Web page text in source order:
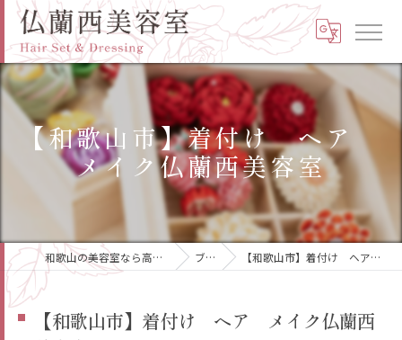
【和歌山市】着付け ヘア
メイク仏蘭西美容室
和歌山の美容室なら高品質の仏蘭西美容室 ブログ 【和歌山市】着付け ヘア メイク仏蘭西美容室
【和歌山市】着付け ヘア メイク仏蘭西